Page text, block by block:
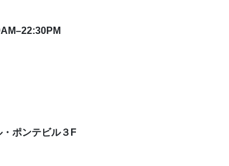
ポンテビル３F